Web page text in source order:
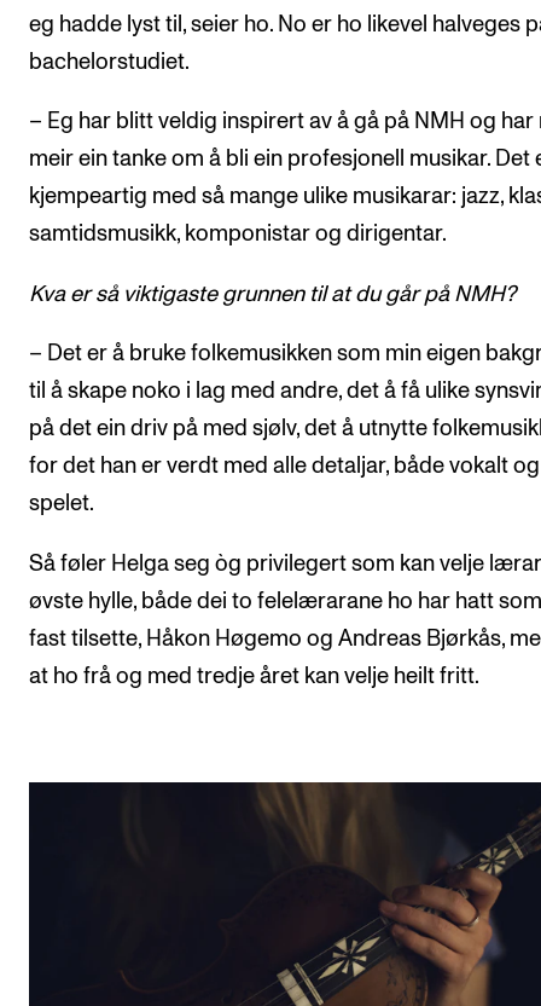
eg hadde lyst til, seier ho. No er ho likevel halveges
bachelorstudiet.
– Eg har blitt veldig inspirert av å gå på NMH og har
meir ein tanke om å bli ein profesjonell musikar. Det
kjempeartig med så mange ulike musikarar: jazz,
samtidsmusikk, komponistar og dirigentar.
Kva er så viktigaste grunnen til at du går på NMH?
– Det er å bruke folkemusikken som min eigen
til å skape noko i lag med andre, det å få ulike
på det ein driv på med sjølv, det å utnytte
for det han er verdt med alle detaljar, både vokalt
spelet.
Så føler Helga seg òg privilegert som kan velje
øvste hylle, både dei to felelærarane ho har hatt
fast tilsette, Håkon Høgemo og Andreas Bjørkås,
at ho frå og med tredje året kan velje heilt fritt.